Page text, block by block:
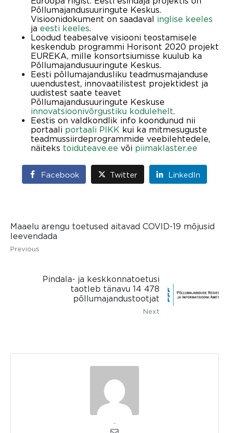
Põllumajandusuuringute Keskus.
Visioonidokument on saadaval inglise keeles
ja eesti keeles.
Loodud teabesalve visiooni teostamisele
keskendub programmi Horisont 2020 projekt
EUREKA, mille konsortsiumisse kuulub ka
Põllumajandusuuringute Keskus.
Eesti põllumajandusliku teadmusmajanduse
uuendustest, innovaatilistest projektidest ja
uudistest saate teavet
Põllumajandusuuringute Keskuse
innovatsioonivõrgustiku kodulehelt.
Eestis on valdkondlik info koondunud nii
portaali portaali PIKK kui ka mitmesuguste
teadmussiirdeprogrammide veebilehtedele,
näiteks toiduteave.ee või piimaklaster.ee
Facebook Twitter LinkedIn
Maaelu arengu toetused aitavad COVID-19 mõjusid
leevendada
Previous
Pindala- ja keskkonnatoetusi
taotleb tänavu 14 478
põllumajandustootjat
Next